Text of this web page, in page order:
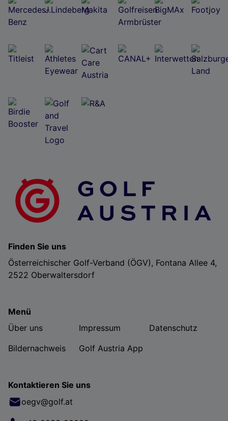
Finden Sie uns
Österreichischer Golf-Verband (ÖGV), Fontana Allee 4,
2522 Oberwaltersdorf
Menü
Über uns
Impressum
Datenschutz
Bildernachweis
Golf Austria App
Kontaktieren Sie uns
oegv@golf.at